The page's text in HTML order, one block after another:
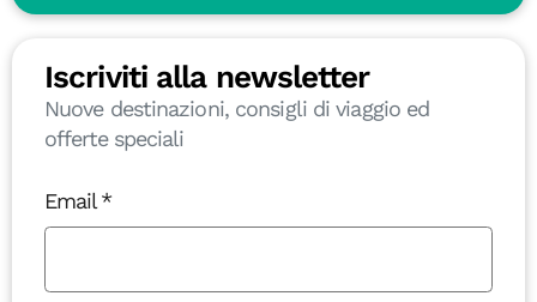
Iscriviti alla newsletter
Nuove destinazioni, consigli di viaggio ed
offerte speciali
Email